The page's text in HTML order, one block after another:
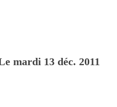
mardi 13 déc. 2011